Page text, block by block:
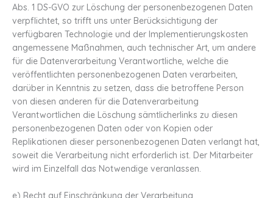
Abs. 1 DS-GVO zur Löschung der personenbezogenen Daten
verpflichtet, so trifft uns unter Berücksichtigung der
verfügbaren Technologie und der Implementierungskosten
angemessene Maßnahmen, auch technischer Art, um andere
für die Datenverarbeitung Verantwortliche, welche die
veröffentlichten personenbezogenen Daten verarbeiten,
darüber in Kenntnis zu setzen, dass die betroffene Person
von diesen anderen für die Datenverarbeitung
Verantwortlichen die Löschung sämtlicherlinks zu diesen
personenbezogenen Daten oder von Kopien oder
Replikationen dieser personenbezogenen Daten verlangt hat,
soweit die Verarbeitung nicht erforderlich ist. Der Mitarbeiter
wird im Einzelfall das Notwendige veranlassen.
e) Recht auf Einschränkung der Verarbeitung